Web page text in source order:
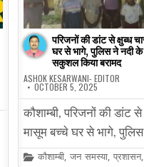
परिजनों की डांट से क्षुब्ध
घर से भागे, पुलिस ने नदी के
सकुशल किया बरामद
ASHOK KESARWANI- EDITOR
OCTOBER 5, 2025
कौशाम्बी, परिजनों की डांट से
मासूम बच्चे घर से भागे,
Posted
कौशाम्बी, जन समस्या, प्रशासन,